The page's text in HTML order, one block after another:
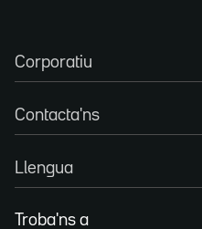
Corporatiu
Contacta'ns
Llengua
Troba'ns a